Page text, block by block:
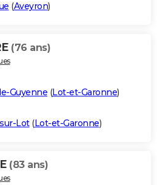
(Aveyron)
(76 ans)
Guyenne (Lot-et-Garonne)
Lot(Lot-et-Garonne)
(83 ans)